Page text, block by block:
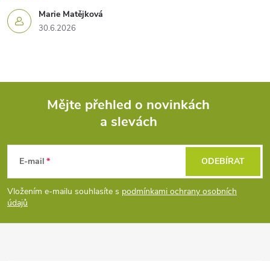
Marie Matějková
30.6.2026
p
a
Mějte přehled o novinkách
a slevách
E-mail
Vložením e-mailu souhlasíte s podmínkami ochrany osobních
údajů
ODEBÍRAT